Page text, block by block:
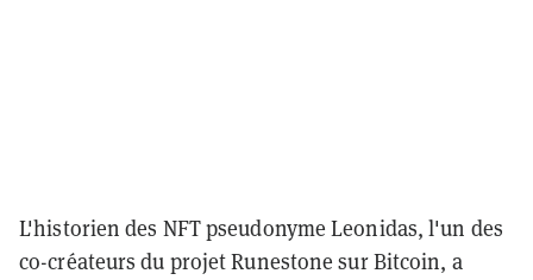
L'historien des NFT pseudonyme Leonidas, l'un des
co-créateurs du projet Runestone sur Bitcoin, a